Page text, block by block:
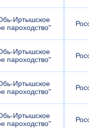
Иртышское
пароходство"
Иртышское
пароходство"
Иртышское
пароходство"
Иртышское
пароходство"